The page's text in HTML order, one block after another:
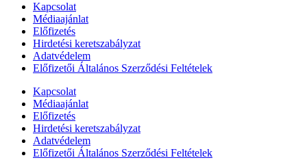
Kapcsolat
Médiaajánlat
Előfizetés
Hirdetési keretszabályzat
Adatvédelem
Előfizetői Általános Szerződési Feltételek
Kapcsolat
Médiaajánlat
Előfizetés
Hirdetési keretszabályzat
Adatvédelem
Előfizetői Általános Szerződési Feltételek